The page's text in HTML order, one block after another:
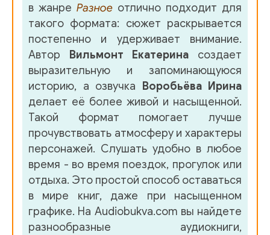
Deti_Galaktiki_49
Deti_Galaktiki_50
Deti_Galaktiki_51
Deti_Galaktiki_52
Deti_Galaktiki_53
Deti_Galaktiki_54
Deti_Galaktiki_55
Deti_Galaktiki_56
Deti_Galaktiki_57
Deti_Galaktiki_58
в жанре Разное отлично подходит для
такого формата: сюжет раскрывается
постепенно и удерживает внимание.
Автор
Вильмонт Екатерина создает
выразительную и запоминающуюся
историю, а озвучка
Воробьёва Ирина
делает её более живой и насыщенной.
Такой формат помогает лучше
прочувствовать атмосферу и характеры
персонажей. Слушать удобно в любое
время - во время поездок, прогулок или
отдыха. Это простой способ оставаться
в мире книг, даже при насыщенном
графике. На Audiobukva.com вы найдете
разнообразные аудиокниги,